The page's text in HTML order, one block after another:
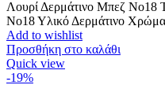
Λουρί Δερμάτινο Μπεζ No18
Νο18 Υλικό Δερμάτινο
Add to wishlist
Προσθήκη στο καλάθι
Quick view
-19%